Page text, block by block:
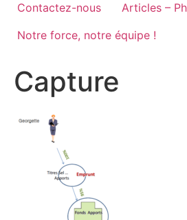
Contactez-nous
Articles –
Notre force, notre équipe !
Capture